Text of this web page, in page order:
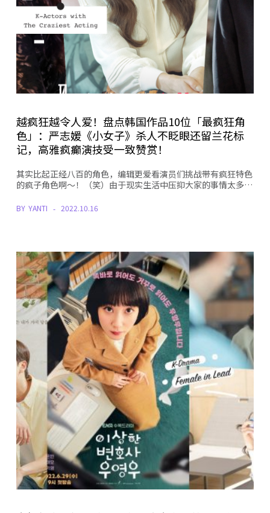
越疯狂越令人爱！盘点韩国作品10位「最疯狂角
色」：严志媛《小女子》杀人不眨眼还留兰花标
记，高雅疯癫演技受一致赞赏！
其实比起正经八百的角色，编辑更爱看演员们挑战带有疯狂特色
的疯子角色啊～！（笑）由于现实生活中压抑大家的事情太多…
BY YANTI 2022.10.16